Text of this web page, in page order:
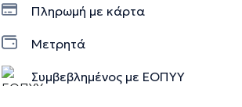
Πληρωμή με κάρτα
Μετρητά
Συμβεβλημένος με ΕΟΠΥΥ